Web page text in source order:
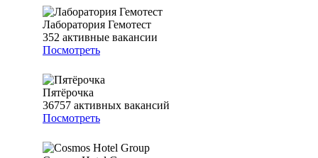
Лаборатория Гемотест
352 активные вакансии
Посмотреть
Пятёрочка
36757 активных вакансий
Посмотреть